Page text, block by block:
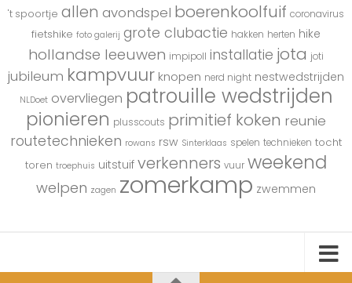
't spoortje allen avondspel boerenkoolfuif coronavirus
fietshike foto galerij grote clubactie hakken herten hike
hollandse leeuwen impipoll installatie jota joti
jubileum kampvuur knopen nerd night nestwedstrijden
NLDoet overvliegen patrouille wedstrijden
pionieren plusscouts primitief koken reunie
routetechnieken rowans rsw Sinterklaas spelen technieken tocht
toren troephuis uitstuif verkenners vuur weekend
welpen zagen zomerkamp zwemmen